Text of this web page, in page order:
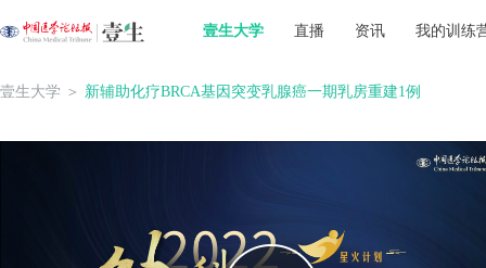
壹生大学 直播 资讯 我的训练
壹生大学 ＞ 新辅助化疗BRCA基因突变乳腺癌一期乳房重建1例